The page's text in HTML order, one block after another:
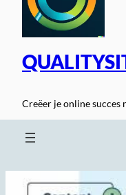
Creëer je online succes